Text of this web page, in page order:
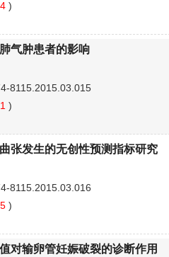
)
气肿患者的影响
8115.2015.03.015
)
张发生的无创性预测指标研究
8115.2015.03.016
)
对输卵管妊娠破裂的诊断作用